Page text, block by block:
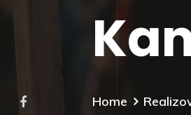
Home